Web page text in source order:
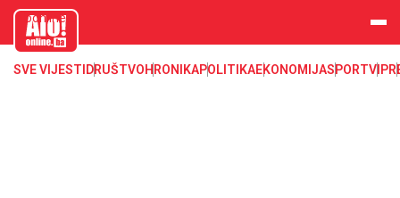
aloonline.b
SVE VIJESTI DRUŠTVOHRONIKAPOLITIKAEKONOMIJASPORTVIP